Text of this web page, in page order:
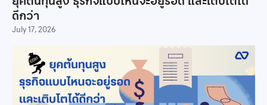
ดีกว่า
July 17, 2026